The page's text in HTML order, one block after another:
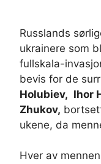
Russlands
ukrainere som
fullskala-
bevis for de
Holubiev, Ihor
Zhukov,
ukene, da
Hver av